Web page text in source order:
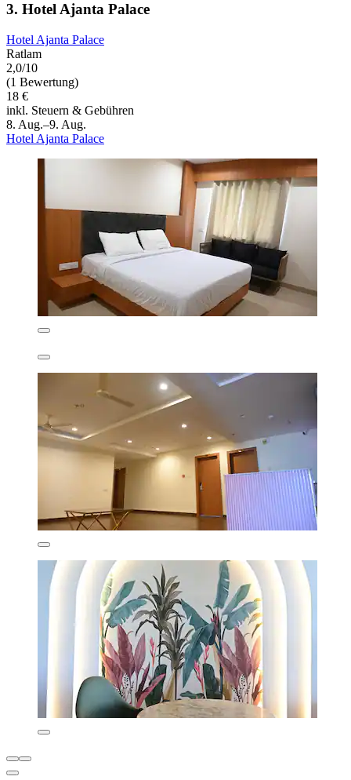
3. Hotel Ajanta Palace
Hotel Ajanta Palace
Ratlam
2,0/10
(1 Bewertung)
18 €
inkl. Steuern & Gebühren
8. Aug.–9. Aug.
Hotel Ajanta Palace